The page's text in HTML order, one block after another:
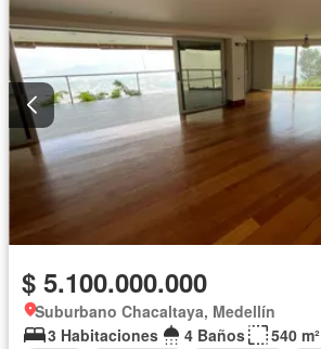
$ 5.100.000.000
Suburbano Chacaltaya, Medellín
3 Habitaciones
4 Baños
540 m²